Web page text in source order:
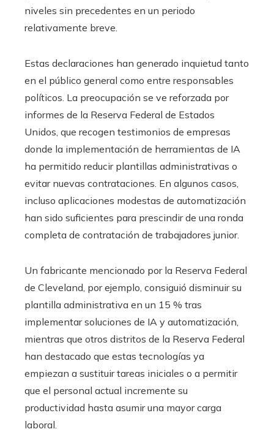
niveles sin precedentes en un periodo
relativamente breve.
Estas declaraciones han generado inquietud tanto
en el público general como entre responsables
políticos. La preocupación se ve reforzada por
informes de la Reserva Federal de Estados
Unidos, que recogen testimonios de empresas
donde la implementación de herramientas de IA
ha permitido reducir plantillas administrativas o
evitar nuevas contrataciones. En algunos casos,
incluso aplicaciones modestas de automatización
han sido suficientes para prescindir de una ronda
completa de contratación de trabajadores junior.
Un fabricante mencionado por la Reserva Federal
de Cleveland, por ejemplo, consiguió disminuir su
plantilla administrativa en un 15 % tras
implementar soluciones de IA y automatización,
mientras que otros distritos de la Reserva Federal
han destacado que estas tecnologías ya
empiezan a sustituir tareas iniciales o a permitir
que el personal actual incremente su
productividad hasta asumir una mayor carga
laboral.